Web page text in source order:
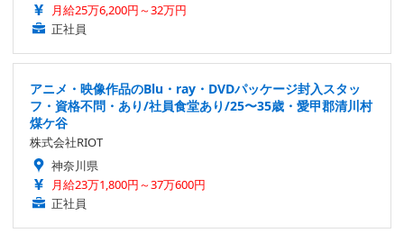
月給25万6,200円～32万円
正社員
アニメ・映像作品のBlu・ray・DVDパッケージ封入スタッ
フ・資格不問・あり/社員食堂あり/25〜35歳・愛甲郡清川村
煤ケ谷
株式会社RIOT
神奈川県
月給23万1,800円～37万600円
正社員